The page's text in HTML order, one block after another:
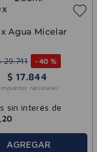
Agua Micelar
29.741 -40 %
$ 17.844
nacionales:
sin interés de
20
AGREGAR